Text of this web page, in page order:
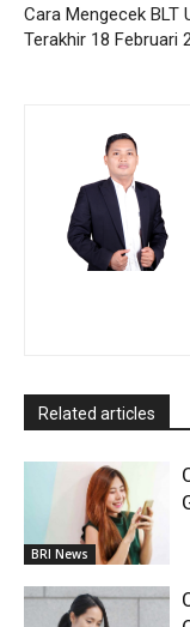
Cara Mengecek BLT
Terakhir 18 Februari
Related articles
BRI News